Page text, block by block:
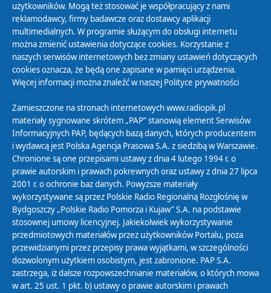
Polityka Prywatności
Zasady korzystania z Serwisu
Organizacje Pożytku Publicznego
Cyfryzacja DAB+
Polityka ochrony danych osobowych
Abonament
Zamówienia publiczne
Biuletyn Informacji Publicznej
użytkowników. Mogą też stosować je współpracujący z nami
reklamodawcy, firmy badawcze oraz dostawcy aplikacji
multimedialnych. W programie służącym do obsługi internetu
można zmienić ustawienia dotyczące cookies. Korzystanie z
naszych serwisów internetowych bez zmiany ustawień dotyczących
cookies oznacza, że będą one zapisane w pamięci urządzenia.
Więcej informacji można znaleźć w naszej Polityce prywatności
Zamieszczone na stronach internetowych www.radiopik.pl
materiały sygnowane skrótem „PAP” stanowią element Serwisów
Informacyjnych PAP, będących bazą danych, których producentem
i wydawcą jest Polska Agencja Prasowa S.A. z siedzibą w Warszawie.
Chronione są one przepisami ustawy z dnia 4 lutego 1994 r. o
prawie autorskim i prawach pokrewnych oraz ustawy z dnia 27 lipca
2001 r. o ochronie baz danych. Powyższe materiały
wykorzystywane są przez Polskie Radio Regionalną Rozgłośnię w
Bydgoszczy „Polskie Radio Pomorza i Kujaw” S.A. na podstawie
stosownej umowy licencyjnej. Jakiekolwiek wykorzystywanie
przedmiotowych materiałów przez użytkowników Portalu, poza
przewidzianymi przez przepisy prawa wyjątkami, w szczególności
dozwolonym użytkiem osobistym, jest zabronione. PAP S.A.
zastrzega, iż dalsze rozpowszechnianie materiałów, o których mowa
w art. 25 ust. 1 pkt. b) ustawy o prawie autorskim i prawach